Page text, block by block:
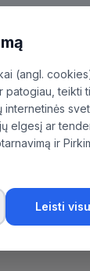
BVPŽ
(angl.
patogiau, teikti
internetinės
elgesį ar
ir
Leisti